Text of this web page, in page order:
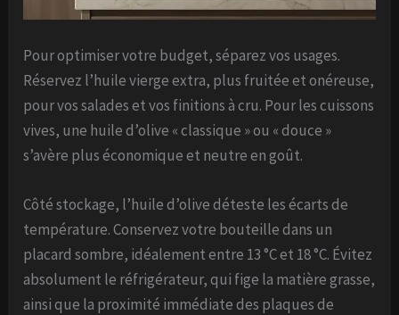
Pour optimiser votre budget, séparez vos usages.
Réservez l’huile vierge extra, plus fruitée et onéreuse,
pour vos salades et vos finitions à cru. Pour les cuissons
vives, une huile d’olive « classique » ou « douce »
s’avère plus économique et neutre en goût.
Côté stockage, l’huile d’olive déteste les écarts de
température. Conservez votre bouteille dans un
placard sombre, idéalement entre 13 °C et 18 °C. Évitez
absolument le réfrigérateur, qui fige la matière grasse,
ainsi que la proximité immédiate des plaques de